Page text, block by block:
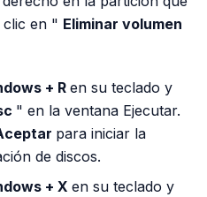
clic en " Eliminar volumen
+ Ren su teclado y
" en la ventana Ejecutar.
para iniciar la
de discos.
+ X en su teclado y